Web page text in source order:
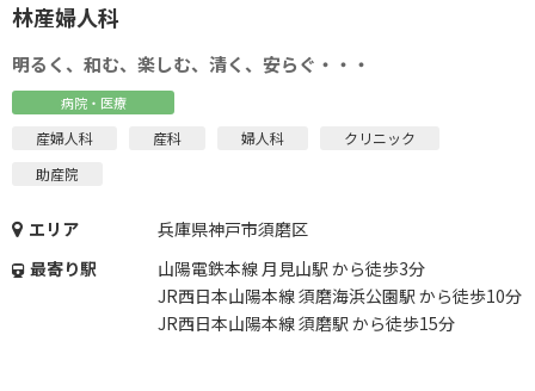
林産婦人科
明るく、和む、楽しむ、清く、安らぐ・・・
病院・医療
産婦人科 産科 婦人科
クリニック
助産院
エリア
兵庫県神戸市須磨区
最寄り駅
山陽電鉄本線 月見山駅 から徒歩3分
JR西日本山陽本線 須磨海浜公園駅 から徒歩10分
JR西日本山陽本線 須磨駅 から徒歩15分